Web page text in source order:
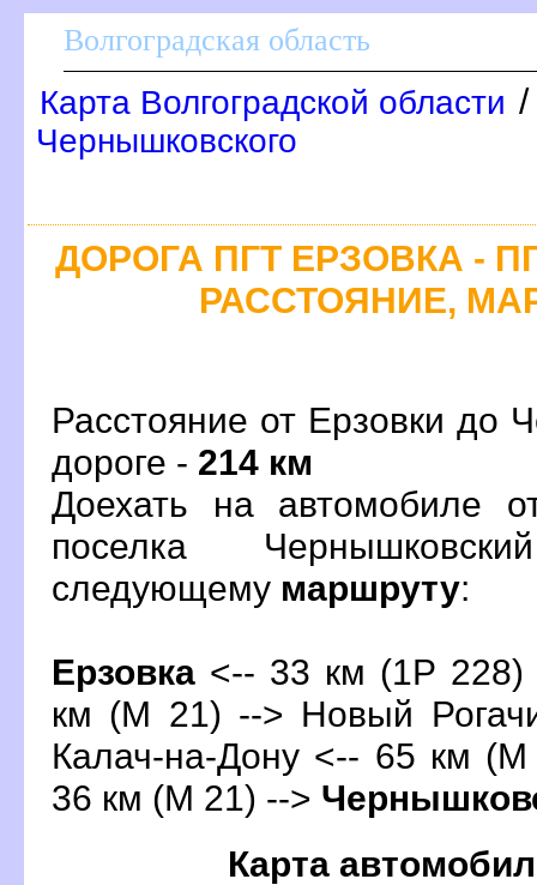
олгоградская область
Карта Волгоградской области /
Чернышковского
ДОРОГА ПГТ ЕРЗОВКА -
РАССТОЯНИЕ,
Расстояние от Ерзовки до
дороге - 214 км
Доехать на автомобиле
поселка
следующему маршруту:
Ерзовка <-- 33 км (1Р
км (М 21) --> Новый
Калач-на-Дону <-- 65 км
36 км (М 21) -->
Карта